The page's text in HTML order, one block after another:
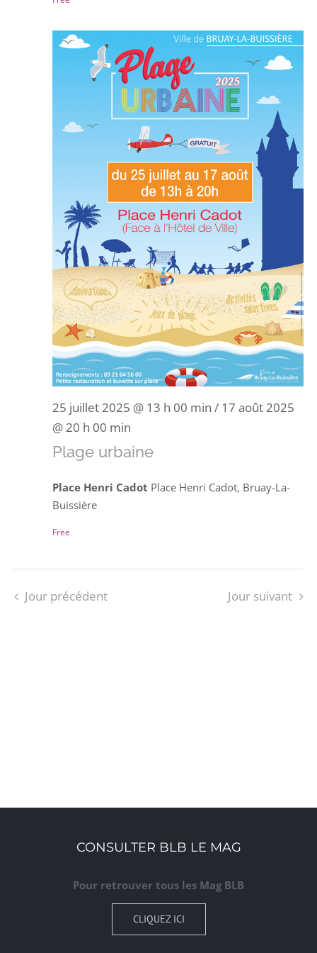
25 juillet 2025 @ 13 h 00 min / 17 août 2025
@ 20 h 00 min
Plage urbaine
Place Henri Cadot Place Henri Cadot, Bruay-La-
Buissière
Free
Jour précédent Jour suivant
CONSULTER BLB LE MAG
Pour retrouver tous les Mag BLB
CLIQUEZ ICI